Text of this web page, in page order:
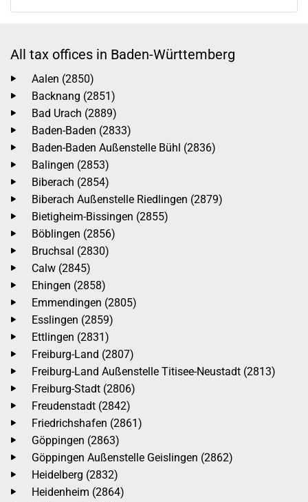
All tax offices in Baden-Württemberg
Aalen (2850)
Backnang (2851)
Bad Urach (2889)
Baden-Baden (2833)
Baden-Baden Außenstelle Bühl (2836)
Balingen (2853)
Biberach (2854)
Biberach Außenstelle Riedlingen (2879)
Bietigheim-Bissingen (2855)
Böblingen (2856)
Bruchsal (2830)
Calw (2845)
Ehingen (2858)
Emmendingen (2805)
Esslingen (2859)
Ettlingen (2831)
Freiburg-Land (2807)
Freiburg-Land Außenstelle Titisee-Neustadt (2813)
Freiburg-Stadt (2806)
Freudenstadt (2842)
Friedrichshafen (2861)
Göppingen (2863)
Göppingen Außenstelle Geislingen (2862)
Heidelberg (2832)
Heidenheim (2864)